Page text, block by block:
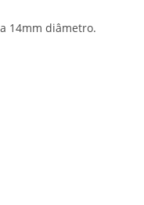
14mm diâmetro.